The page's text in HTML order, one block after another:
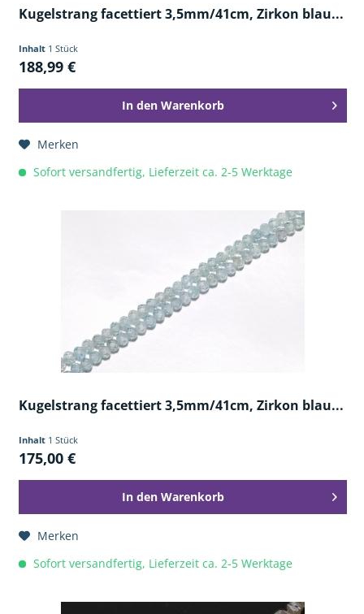
Kugelstrang facettiert 3,5mm/41cm, Zirkon blau...
Inhalt 1 Stück
188,99 €
In den Warenkorb
Merken
Sofort versandfertig, Lieferzeit ca. 2-5 Werktage
Kugelstrang facettiert 3,5mm/41cm, Zirkon blau...
Inhalt 1 Stück
175,00 €
In den Warenkorb
Merken
Sofort versandfertig, Lieferzeit ca. 2-5 Werktage